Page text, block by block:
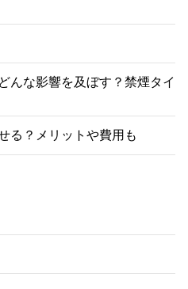
んな影響を及ぼす？禁煙タイ
る？メリットや費用も